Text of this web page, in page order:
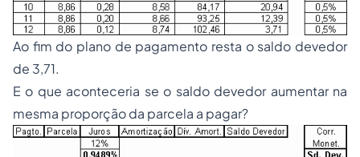
Ao fim do plano de pagamento resta o saldo devedor
de 3,71.
E o que aconteceria se o saldo devedor aumentar na
mesma proporção da parcela a pagar?